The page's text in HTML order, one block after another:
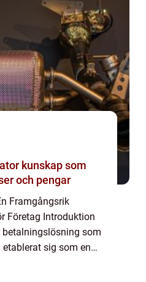
som
och pengar
Framgångsrik
Företag Introduktion
betalningslösning som
sig som en